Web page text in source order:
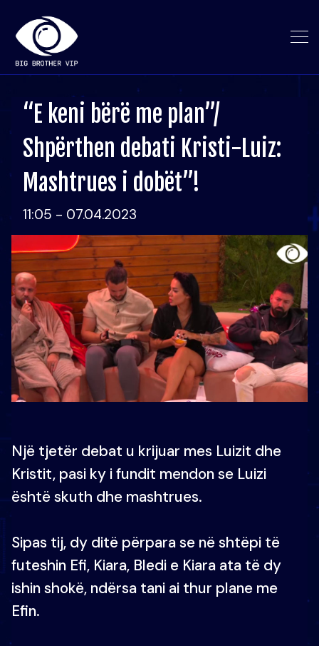
“E keni bërë me plan”/
Shpërthen debati Kristi-Luiz:
Mashtrues i dobët”!
11:05 - 07.04.2023
Një tjetër debat u krijuar mes Luizit dhe
Kristit, pasi ky i fundit mendon se Luizi
është skuth dhe mashtrues.
Sipas tij, dy ditë përpara se në shtëpi të
futeshin Efi, Kiara, Bledi e Kiara ata të dy
ishin shokë, ndërsa tani ai thur plane me
Efin.